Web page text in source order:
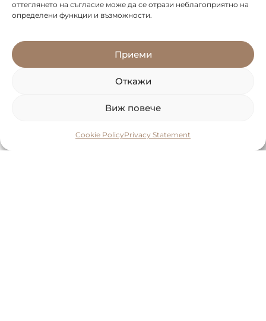
оттеглянето на съгласие може да се отрази неблагоприятно на
определени функции и възможности.
Приеми
Откажи
Виж повече
Cookie PolicyPrivacy Statement